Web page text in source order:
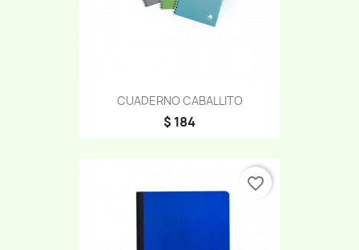
CUADERNO CABALLITO
$ 184
favorite_border